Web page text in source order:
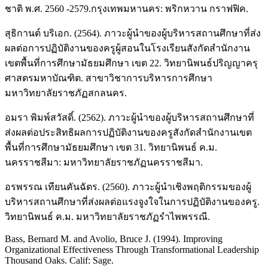
ชาติ พ.ศ. 2560 -2579.กรุงเทพมหานคร: พริกหวาน กราฟฟิค.
สุธิกานต์ บริเอก. (2564). ภาวะผู้นำของผู้บริหารสถานศึกษาที่ส่ง
ผลต่อการปฏิบัติงานของครูผู้สอนในโรงเรียนสังกัดสำนักงาน
เขตพื้นที่การศึกษามัธยมศึกษา เขต 22. วิทยานิพนธ์ปริญญาครุ
ศาสตรมหาบัณฑิต. สาขาวิชาการบริหารการศึกษา
มหาวิทยาลัยราชภัฏสกลนคร.
อมรา พิมพ์สวัสดิ์. (2562). ภาวะผู้นำของผู้บริหารสถานศึกษาที่
ส่งผลต่อประสิทธิผลการปฏิบัติงานของครูสังกัดสำนักงานเขต
พื้นที่การศึกษามัธยมศึกษา เขต 31. วิทยานิพนธ์ ค.ม.
นครราชสีมา: มหาวิทยาลัยราชภัฏนครราชสีมา.
อรพรรณ เทียนคันฉัตร. (2560). ภาวะผู้นำเชิงพฤติกรรมของผู้
บริหารสถานศึกษาที่ส่งผลต่อแรงจูงใจในการปฏิบัติงานของครู.
วิทยานิพนธ์ ค.ม. มหาวิทยาลัยราชภัฏรำไพพรรณี.
Bass, Bernard M. and Avolio, Bruce J. (1994). Improving
Organizational Effectiveness Through Transformational Leadership
Thousand Oaks. Calif: Sage.